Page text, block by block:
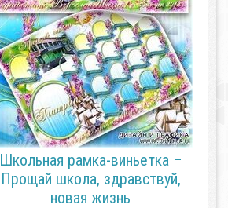
Школьная рамка-виньетка –
Прощай школа, здравствуй,
новая жизнь